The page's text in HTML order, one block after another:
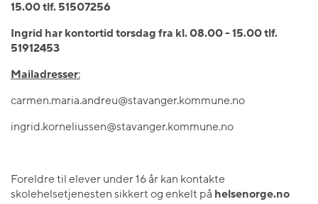
15.00 tlf. 51507256
Ingrid har kontortid torsdag fra kl. 08.00 - 15.00 tlf.
51912453
Mailadresser:
carmen.maria.andreu@stavanger.kommune.no
ingrid.korneliussen@stavanger.kommune.no
Foreldre til elever under 16 år kan kontakte
skolehelsetjenesten sikkert og enkelt på helsenorge.no